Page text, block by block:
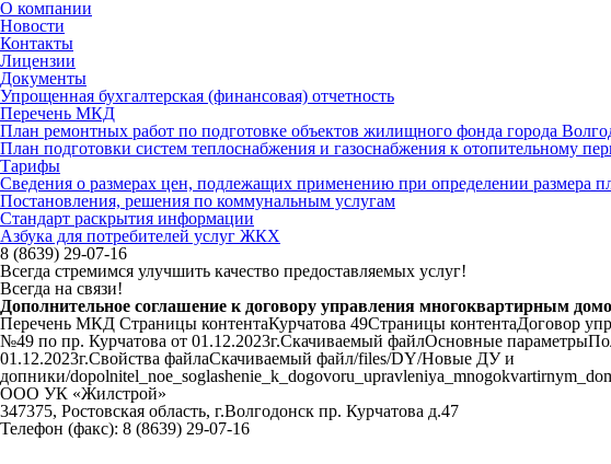
О компании
Новости
Контакты
Лицензии
Документы
Упрощенная бухгалтерская (финансовая) отчетность
Перечень МКД
План ремонтных работ по подготовке объектов жилищного фонда города
План подготовки систем теплоснабжения и газоснабжения к отопительному
Тарифы
Сведения о размерах цен, подлежащих применению при определении размера
Постановления, решения по коммунальным услугам
Стандарт раскрытия информации
Азбука для потребителей услуг ЖКХ
8 (8639) 29-07-16
Всегда стремимся улучшить качество предоставляемых услуг!
Всегда на связи!
Дополнительное соглашение к договору управления многоквартирным
Перечень МКД Страницы контентаКурчатова 49Страницы контентаДоговор
№49 по пр. Курчатова от 01.12.2023г.Скачиваемый файлОсновные
01.12.2023г.Свойства файлаСкачиваемый файл/files/DY/Новые ДУ и
допники/
ООО УК «Жилстрой»
347375, Ростовская область, г.Волгодонск пр. Курчатова д.47
Телефон (факс): 8 (8639) 29-07-16